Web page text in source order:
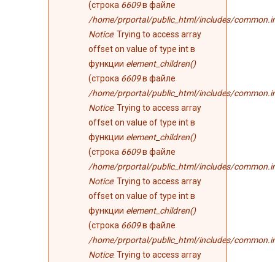
(строка 6609в файле
/home/prportal/public_html/includes/
Notice: Trying to access array
offset on value of type int в
функции element_children()
(строка 6609в файле
/home/prportal/public_html/includes/
Notice: Trying to access array
offset on value of type int в
функции element_children()
(строка 6609в файле
/home/prportal/public_html/includes/
Notice: Trying to access array
offset on value of type int в
функции element_children()
(строка 6609в файле
/home/prportal/public_html/includes/
Notice: Trying to access array